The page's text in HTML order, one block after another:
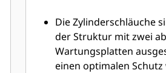
Die Zylinderschläuche
der Struktur mit zwei
Wartungsplatten
einen optimalen